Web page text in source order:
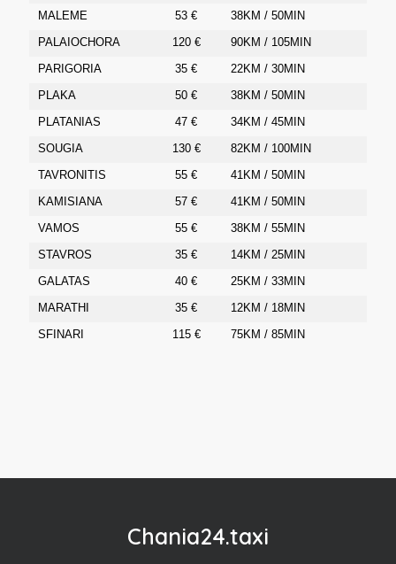
MALEME
53 €
38KM / 50MIN
PALAIOCHORA
120 €
90KM / 105MIN
PARIGORIA
35 €
22KM / 30MIN
PLAKA
50 €
38KM / 50MIN
PLATANIAS
47 €
34KM / 45MIN
SOUGIA
130 €
82KM / 100MIN
TAVRONITIS
55 €
41KM / 50MIN
KAMISIANA
57 €
41KM / 50MIN
VAMOS
55 €
38KM / 55MIN
STAVROS
35 €
14KM / 25MIN
GALATAS
40 €
25KM / 33MIN
MARATHI
35 €
12KM / 18MIN
SFINARI
115 € 75KM / 85MIN
Chania24.taxi